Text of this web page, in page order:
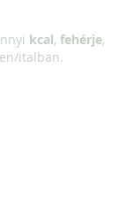
kcal, fehérje,
italban.